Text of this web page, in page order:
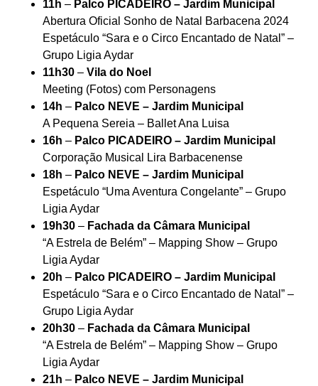
11h – Palco PICADEIRO – Jardim Municipal
Abertura Oficial Sonho de Natal Barbacena 2024
Espetáculo “Sara e o Circo Encantado de Natal” –
Grupo Ligia Aydar
11h30 – Vila do Noel
Meeting (Fotos) com Personagens
14h – Palco NEVE – Jardim Municipal
A Pequena Sereia – Ballet Ana Luisa
16h – Palco PICADEIRO – Jardim Municipal
Corporação Musical Lira Barbacenense
18h – Palco NEVE – Jardim Municipal
Espetáculo “Uma Aventura Congelante” – Grupo
Ligia Aydar
19h30 – Fachada da Câmara Municipal
“A Estrela de Belém” – Mapping Show – Grupo
Ligia Aydar
20h – Palco PICADEIRO – Jardim Municipal
Espetáculo “Sara e o Circo Encantado de Natal” –
Grupo Ligia Aydar
20h30 – Fachada da Câmara Municipal
“A Estrela de Belém” – Mapping Show – Grupo
Ligia Aydar
21h – Palco NEVE – Jardim Municipal